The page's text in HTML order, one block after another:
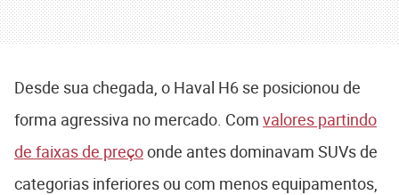
Desde sua chegada, o Haval H6 se posicionou de
forma agressiva no mercado. Com valores partindo
de faixas de preçoonde antes dominavam SUVs de
categorias inferiores ou com menos equipamentos,